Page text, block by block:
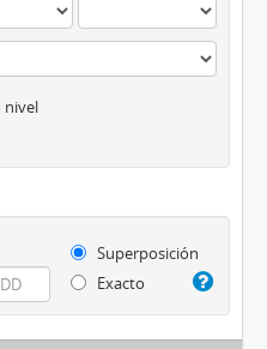
nivel
Superposición
Exacto